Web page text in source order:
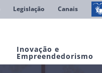
Legislação Canais
Inovação e
Empreendedorismo